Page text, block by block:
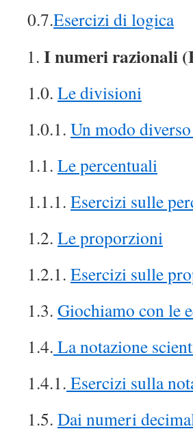
0.7.Esercizi di logica
I numeri razionali
1.0. Le divisioni
1.0.1. Un modo
1.1. Le percentuali
1.1.1. Esercizi sulle
1.2. Le proporzioni
1.2.1. Esercizi sulle
1.3. Giochiamo con le
1.4. La notazione
1.4.1. Esercizi sulla
1.5. Dai numeri